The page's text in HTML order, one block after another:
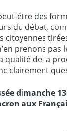
être des
du débat,
citoyennes
prenons pas
qualité de la
clairement
dimanche 13
aux